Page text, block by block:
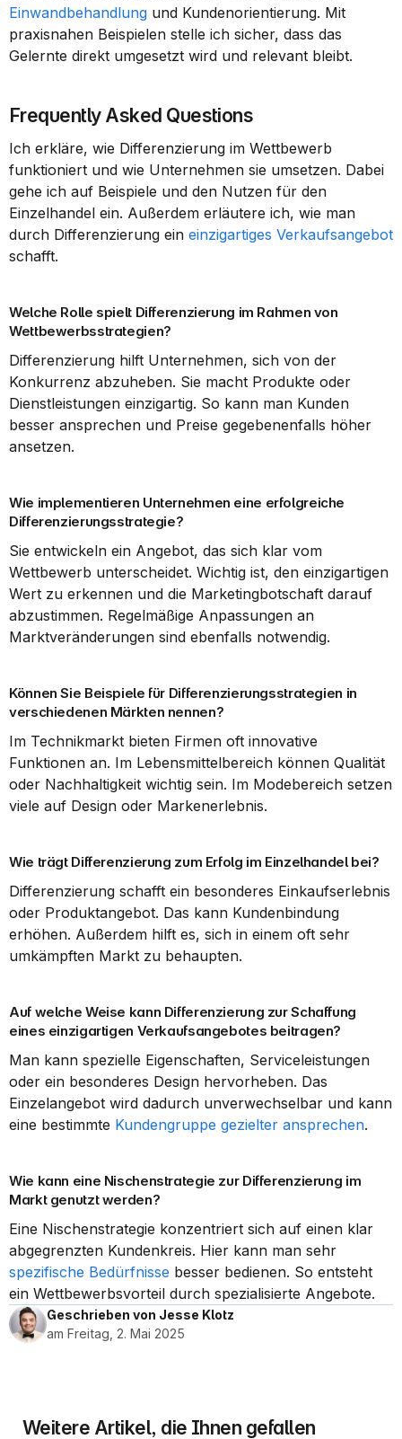
Einwandbehandlung und Kundenorientierung. Mit
praxisnahen Beispielen stelle ich sicher, dass das
Gelernte direkt umgesetzt wird und relevant bleibt.
Frequently Asked Questions
Ich erkläre, wie Differenzierung im Wettbewerb
funktioniert und wie Unternehmen sie umsetzen. Dabei
gehe ich auf Beispiele und den Nutzen für den
Einzelhandel ein. Außerdem erläutere ich, wie man
durch Differenzierung ein einzigartiges Verkaufsangebot
schafft.
Welche Rolle spielt Differenzierung im Rahmen von
Wettbewerbsstrategien?
Differenzierung hilft Unternehmen, sich von der
Konkurrenz abzuheben. Sie macht Produkte oder
Dienstleistungen einzigartig. So kann man Kunden
besser ansprechen und Preise gegebenenfalls höher
ansetzen.
Wie implementieren Unternehmen eine erfolgreiche
Differenzierungsstrategie?
Sie entwickeln ein Angebot, das sich klar vom
Wettbewerb unterscheidet. Wichtig ist, den einzigartigen
Wert zu erkennen und die Marketingbotschaft darauf
abzustimmen. Regelmäßige Anpassungen an
Marktveränderungen sind ebenfalls notwendig.
Können Sie Beispiele für Differenzierungsstrategien in
verschiedenen Märkten nennen?
Im Technikmarkt bieten Firmen oft innovative
Funktionen an. Im Lebensmittelbereich können Qualität
oder Nachhaltigkeit wichtig sein. Im Modebereich setzen
viele auf Design oder Markenerlebnis.
Wie trägt Differenzierung zum Erfolg im Einzelhandel bei?
Differenzierung schafft ein besonderes Einkaufserlebnis
oder Produktangebot. Das kann Kundenbindung
erhöhen. Außerdem hilft es, sich in einem oft sehr
umkämpften Markt zu behaupten.
Auf welche Weise kann Differenzierung zur Schaffung
eines einzigartigen Verkaufsangebotes beitragen?
Man kann spezielle Eigenschaften, Serviceleistungen
oder ein besonderes Design hervorheben. Das
Einzelangebot wird dadurch unverwechselbar und kann
eine bestimmte Kundengruppe gezielter ansprechen.
Wie kann eine Nischenstrategie zur Differenzierung im
Markt genutzt werden?
Eine Nischenstrategie konzentriert sich auf einen klar
spezifische Bedürfnisse besser bedienen. So entsteht
ein Wettbewerbsvorteil durch spezialisierte Angebote.
Geschrieben von Jesse Klotz
am Freitag, 2. Mai 2025
Weitere Artikel, die Ihnen gefallen